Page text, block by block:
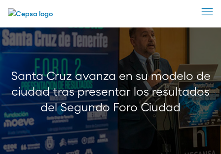
Santa Cruz avanza en su modelo de
ciudad tras presentar los resultados
del Segundo Foro Ciudad